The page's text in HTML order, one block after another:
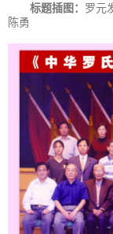
标题插图： 罗元
陈勇